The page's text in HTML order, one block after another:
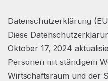
Datenschutzerklärung
Diese
Oktober 17, 2024
Personen mit ständigem
Wirtschaftsraum und der